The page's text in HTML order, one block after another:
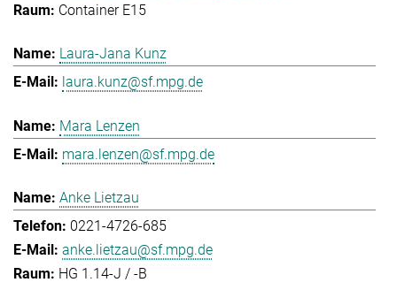
Container E15
Laura-Jana Kunz
laura.kunz@sf.mpg.de
Mara Lenzen
mara.lenzen@sf.mpg.de
Anke Lietzau
0221-4726-685
anke.lietzau@sf.mpg.de
HG 1.14-J / -B